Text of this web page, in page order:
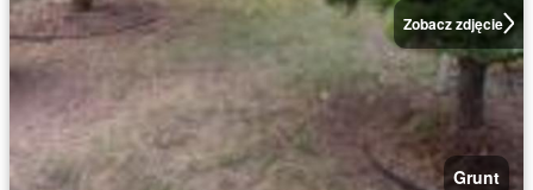
Zobacz zdjęcie
Grunt